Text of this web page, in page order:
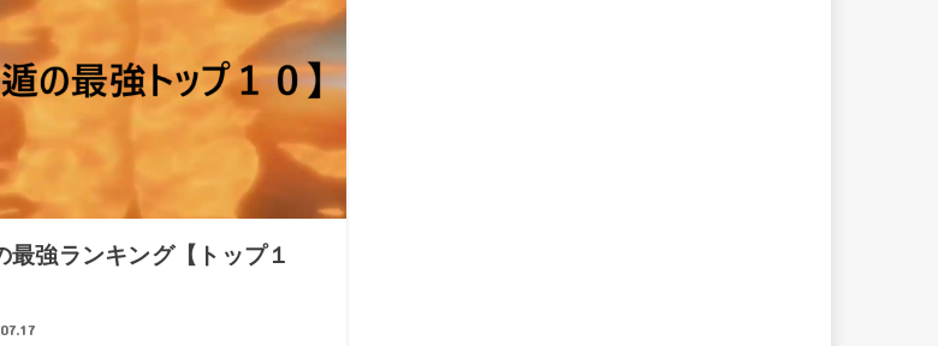
最強ランキング【トップ１